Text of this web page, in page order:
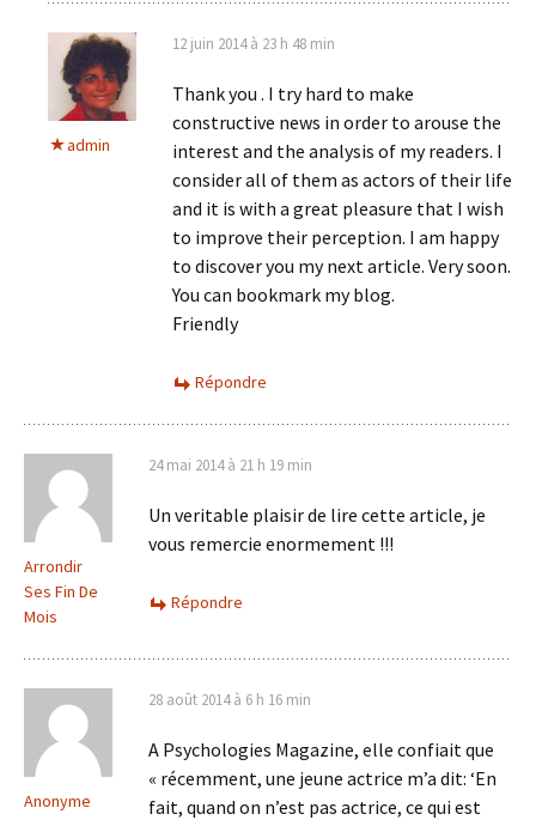
admin
12 juin 2014 à 23 h 48 min
Thank you . I try hard to make
constructive news in order to arouse the
interest and the analysis of my readers. I
consider all of them as actors of their life
and it is with a great pleasure that I wish
to improve their perception. I am happy
to discover you my next article. Very soon.
You can bookmark my blog.
Friendly
Répondre
Arrondir
Ses Fin De
Mois
24 mai 2014 à 21 h 19 min
Un veritable plaisir de lire cette article, je
vous remercie enormement !!!
Répondre
Anonyme
28 août 2014 à 6 h 16 min
A Psychologies Magazine, elle confiait que
« récemment, une jeune actrice m’a dit: ‘En
fait, quand on n’est pas actrice, ce qui est